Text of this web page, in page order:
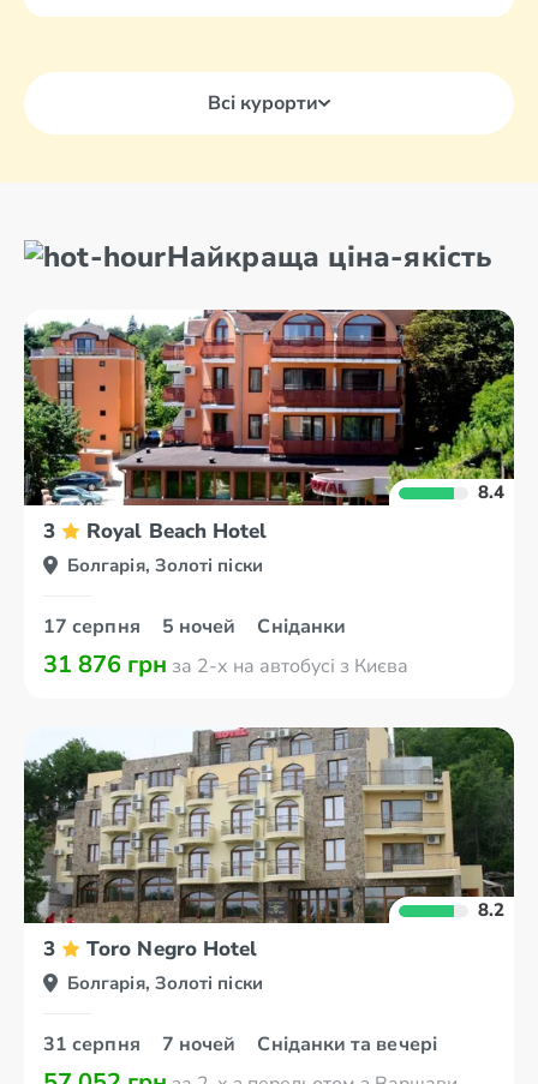
Всі курорти
Найкраща ціна-якість
8.4
3 Royal Beach Hotel
Болгарія, Золоті піски
17 серпня 5 ночей Сніданки
31 876 грн за 2-х на автобусі з Києва
8.2
3 Toro Negro Hotel
Болгарія, Золоті піски
31 серпня 7 ночей Сніданки та вечері